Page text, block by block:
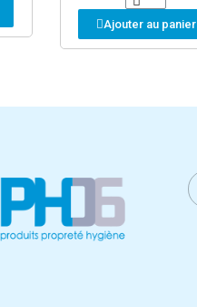
Ajouter au panier